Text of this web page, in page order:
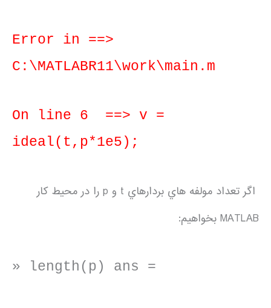
Error in ==>
C:\MATLABR11\work\main.m
On line 6 ==> v =
ideal(t,p*1e5);
اگر تعداد مولفه هاي بردارهاي t و p را در محيط كار
MATLAB بخواهيم:
» length(p) ans =